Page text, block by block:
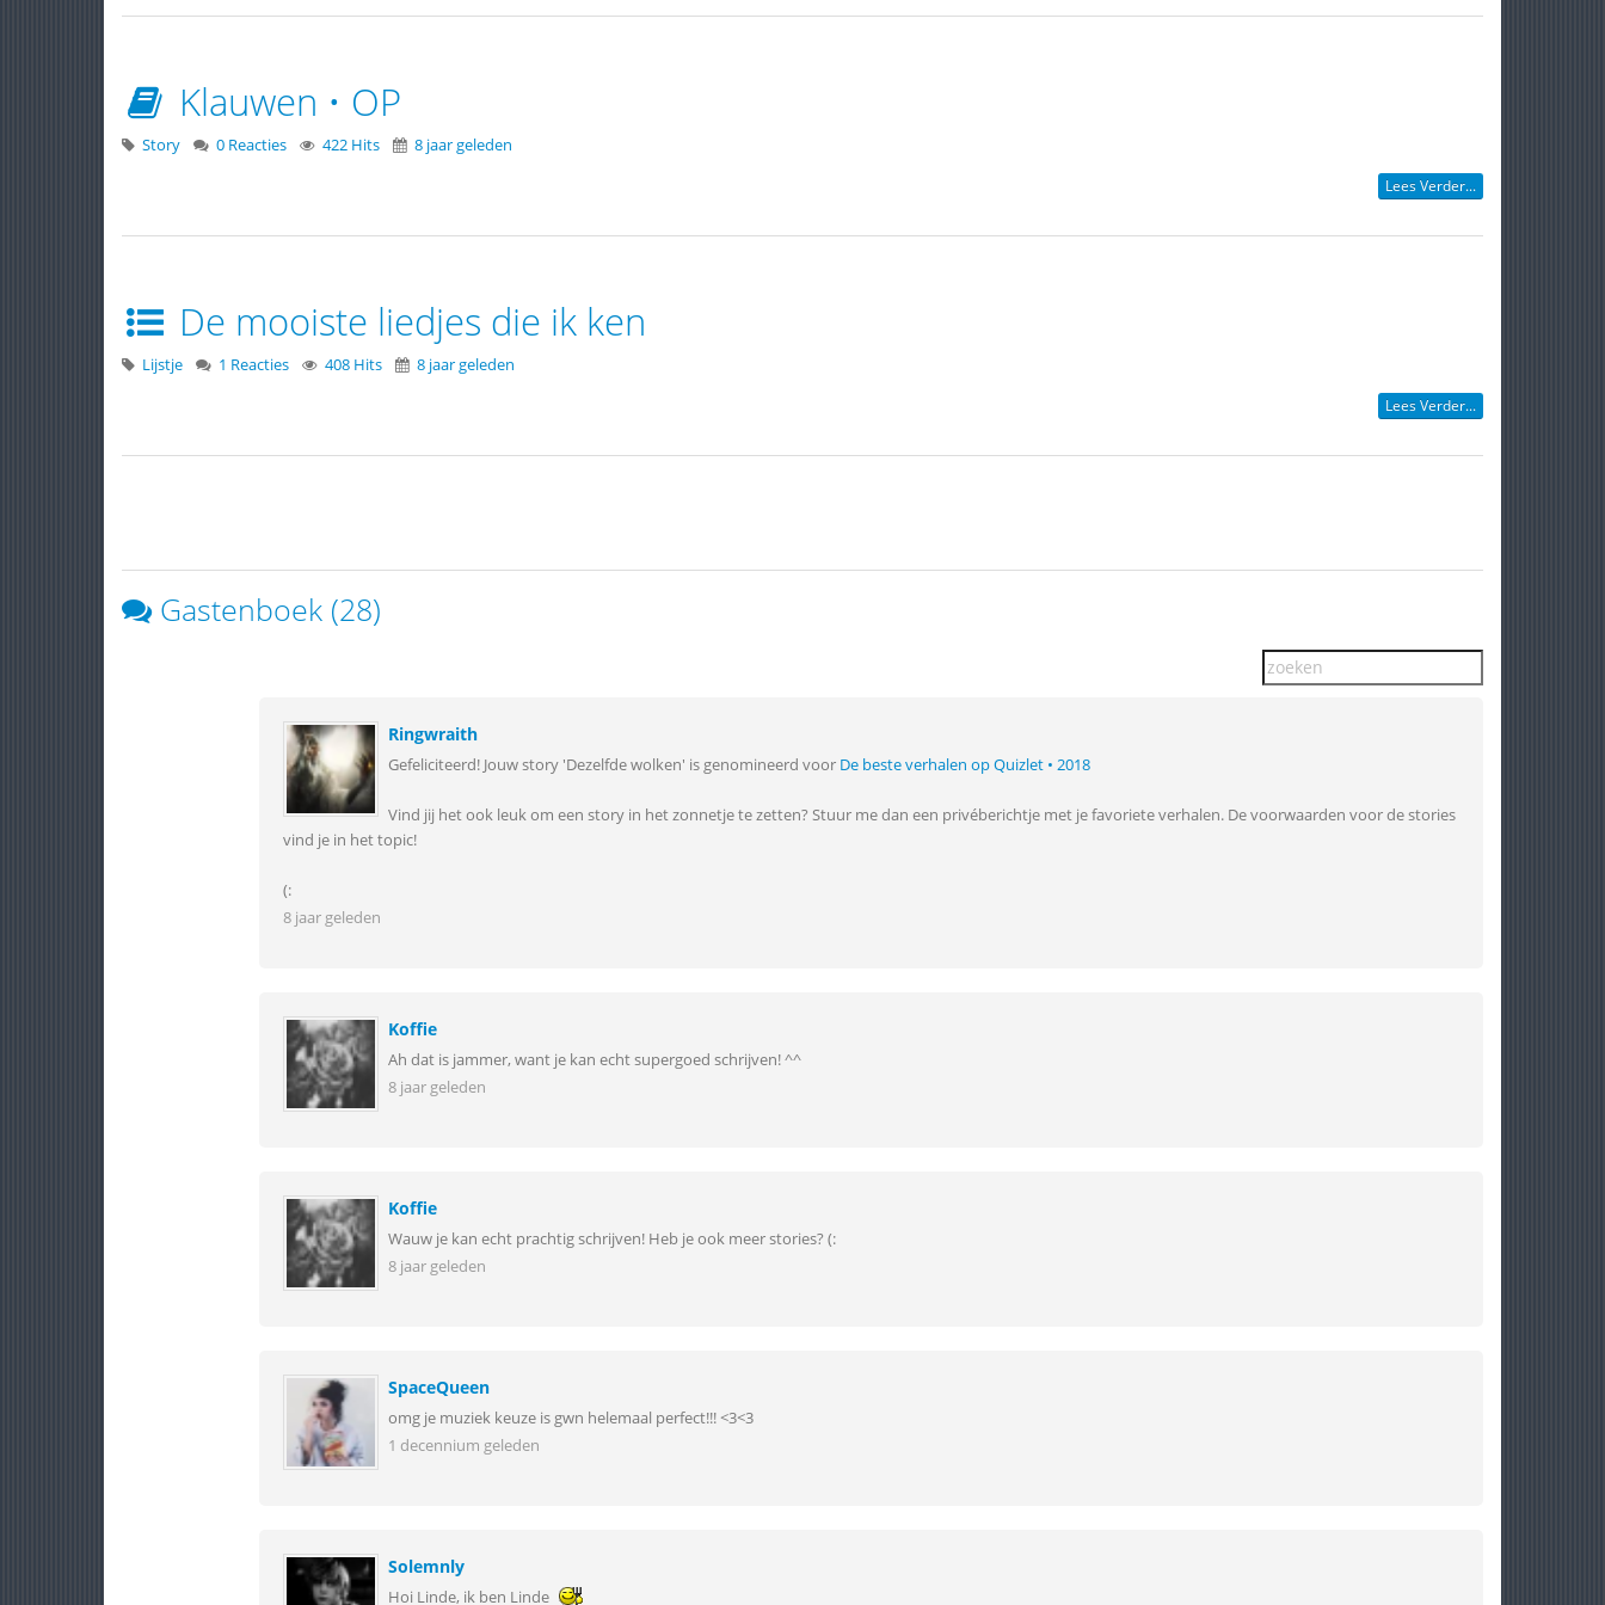
Klauwen • OP
Story 0 Reacties 422 Hits 8 jaar geleden
Lees Verder...
De mooiste liedjes die ik ken
Lijstje 1 Reacties 408 Hits 8 jaar geleden
Lees Verder...
Gastenboek (28)
Ringwraith
Gefeliciteerd! Jouw story 'Dezelfde wolken' is genomineerd voor De beste verhalen op Quizlet • 2018
Vind jij het ook leuk om een story in het zonnetje te zetten? Stuur me dan een privéberichtje met je favoriete verhalen. De voorwaarden voor de stories
vind je in het topic!
(:
8 jaar geleden
Koffie
Ah dat is jammer, want je kan echt supergoed schrijven! ^^
8 jaar geleden
Koffie
Wauw je kan echt prachtig schrijven! Heb je ook meer stories? (:
8 jaar geleden
SpaceQueen
omg je muziek keuze is gwn helemaal perfect!!! <3<3
1 decennium geleden
Solemnly
Hoi Linde, ik ben Linde